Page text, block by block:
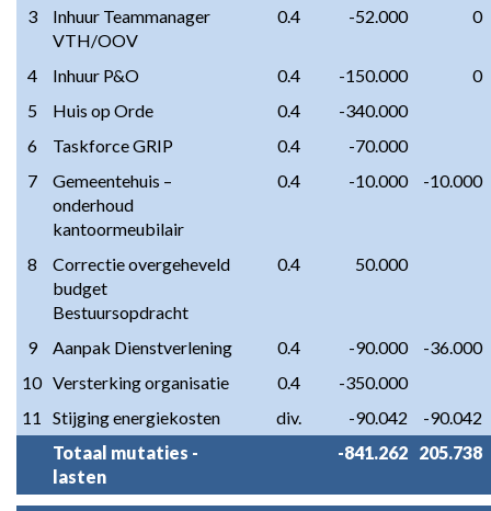
3
Inhuur Teammanager
VTH/OOV
0.4 -52.000 0
4 Inhuur P&O 0.4 -150.000
0
5
Huis op Orde 0.4
-340.000
6
Taskforce GRIP 0.4
-70.000
7
Gemeentehuis –
onderhoud
kantoormeubilair
0.4 -10.000 -10.000
8
Correctie overgeheveld
budget
Bestuursopdracht
0.4 50.000
9 Aanpak Dienstverlening 0.4 -90.000
-36.000
10 Versterking organisatie 0.4
-350.000
11
Stijging energiekosten div. -90.042
-90.042
Totaal mutaties -
lasten
-841.262 205.738